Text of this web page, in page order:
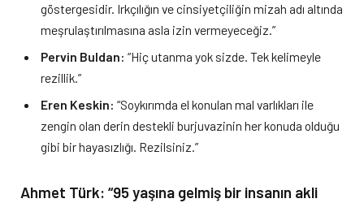
göstergesidir. Irkçılığın ve cinsiyetçiliğin mizah adı altında
meşrulaştırılmasına asla izin vermeyeceğiz.”
Pervin Buldan: “Hiç utanma yok sizde. Tek kelimeyle
rezillik.”
Eren Keskin: “Soykırımda el konulan mal varlıkları ile
zengin olan derin destekli burjuvazinin her konuda olduğu
gibi bir hayasızlığı. Rezilsiniz.”
Ahmet Türk: “95 yaşına gelmiş bir insanın akli